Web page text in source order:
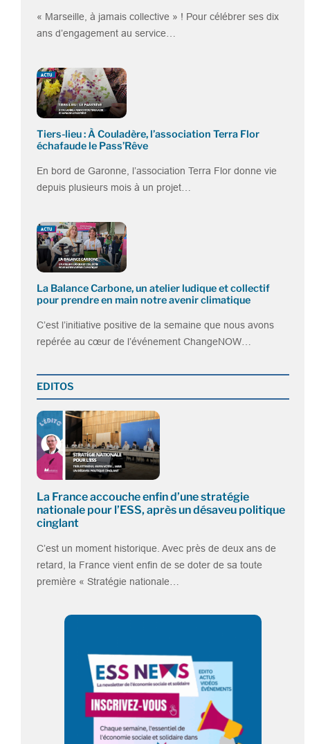
« Marseille, à jamais collective » ! Pour célébrer ses dix
ans d’engagement au service…
Tiers-lieu : À Couladère, l’association Terra Flor
échafaude le Pass’Rêve
En bord de Garonne, l’association Terra Flor donne vie
depuis plusieurs mois à un projet…
La Balance Carbone, un atelier ludique et collectif
pour prendre en main notre avenir climatique
C’est l’initiative positive de la semaine que nous avons
repérée au cœur de l’événement ChangeNOW…
EDITOS
La France accouche enfin d’une stratégie
nationale pour l’ESS, après un désaveu politique
cinglant
C’est un moment historique. Avec près de deux ans de
retard, la France vient enfin de se doter de sa toute
première « Stratégie nationale…